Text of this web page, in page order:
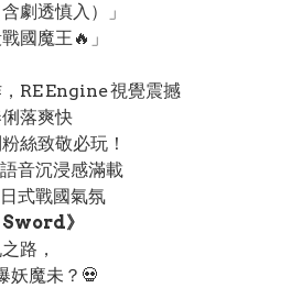
劇透慎入）」
國魔王🔥」
RE Engine 視覺震撼
落爽快
絲致敬必玩！
音沉浸感滿載
式戰國氣氛
Sword》
路，
妖魔未？💀